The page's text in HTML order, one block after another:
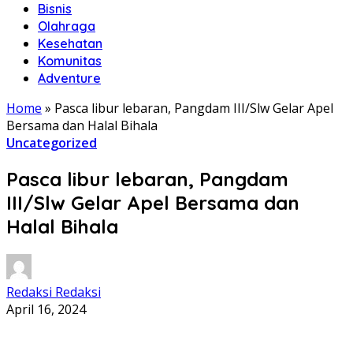
Bisnis
Olahraga
Kesehatan
Komunitas
Adventure
Home » Pasca libur lebaran, Pangdam III/Slw Gelar Apel
Bersama dan Halal Bihala
Uncategorized
Pasca libur lebaran, Pangdam
III/Slw Gelar Apel Bersama dan
Halal Bihala
Redaksi Redaksi
April 16, 2024